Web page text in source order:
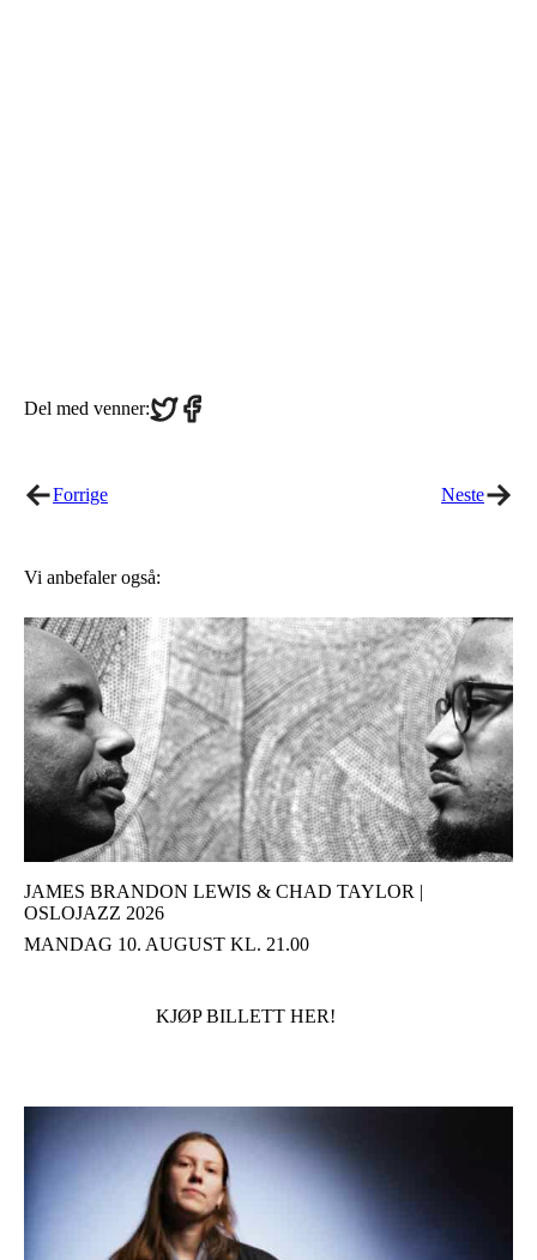
Del med venner:Share
on
Share
on
Forrige Neste
Vi anbefaler også:
JAMES BRANDON LEWIS & CHAD TAYLOR |
OSLOJAZZ 2026
MANDAG 10. AUGUST KL. 21.00
KJØP BILLETT HER!